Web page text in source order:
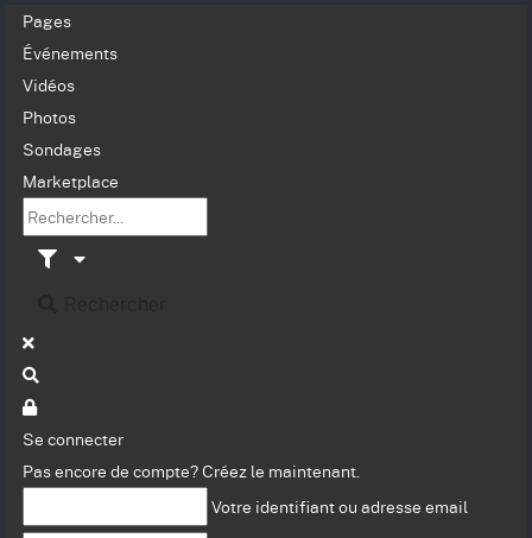
Pages
Événements
Vidéos
Photos
Sondages
Marketplace
Se connecter
Pas encore de compte? Créez le maintenant.
Votre identifiant ou adresse email